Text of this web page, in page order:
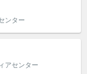
ンター
アセンター